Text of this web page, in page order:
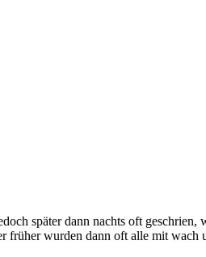
später dann nachts oft
wurden dann oft alle mit